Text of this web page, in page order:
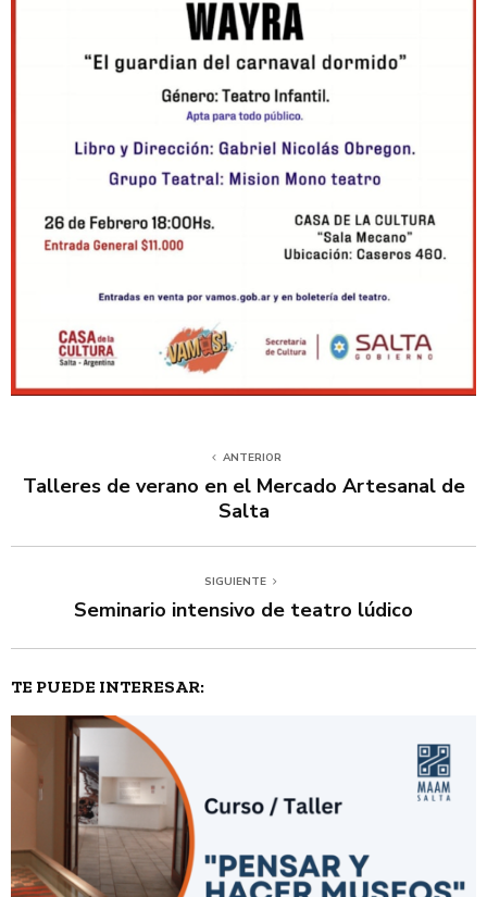
ANTERIOR
Talleres de verano en el Mercado Artesanal de
Salta
SIGUIENTE
Seminario intensivo de teatro lúdico
TE PUEDE INTERESAR: